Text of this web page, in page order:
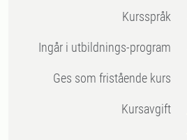
Kursspråk
Ingår i utbildnings-program
Ges som fristående kurs
Kursavgift